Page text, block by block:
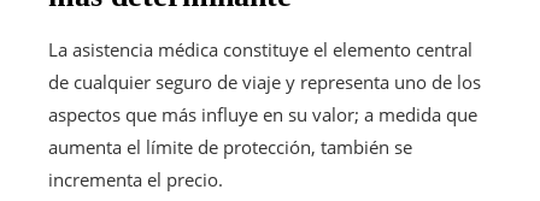
La asistencia médica constituye el elemento central
de cualquier seguro de viaje y representa uno de los
aspectos que más influye en su valor; a medida que
aumenta el límite de protección, también se
incrementa el precio.